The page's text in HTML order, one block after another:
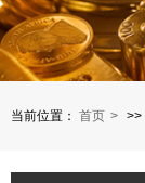
当前位置： 首页 >>